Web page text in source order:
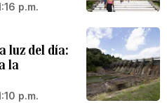
p.m.
luz del día:
la
p.m.